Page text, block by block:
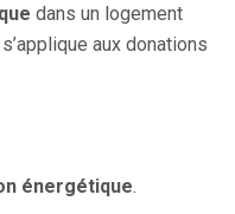
dans un logement
aux donations
énergétique.